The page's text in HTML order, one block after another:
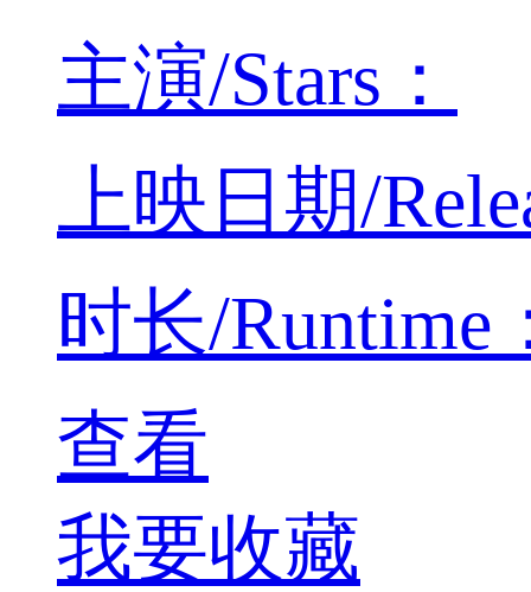
主演/Stars：
上映日期/
时长/Runtime
查看
我要收藏